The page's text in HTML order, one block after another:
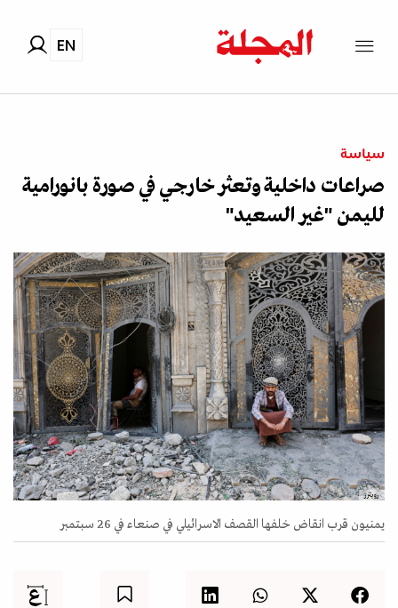
EN
سياسة
صراعات داخلية وتعثر خارجي في صورة بانورامية
لليمن "غير السعيد"
رويترز
يمنيون قرب انقاض خلفها القصف الاسرائيلي في صنعاء في 26 سبتمبر